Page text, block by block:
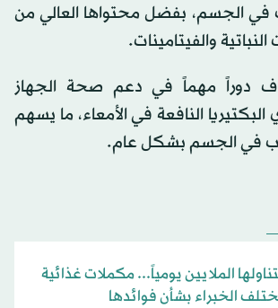
في الجسم، بفضل محتواها العالي من
والفيتامينات.
دوراً مهماً في دعم صحة الجهاز
النافعة في الأمعاء، ما يسهم
في الجسم بشكل عام.
الملايين يومياً... مكملات غذائية
الخبراء بشأن فوائدها